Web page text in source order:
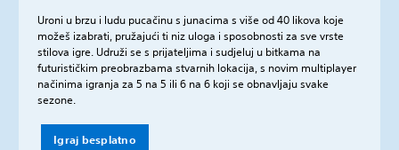
Uroni u brzu i ludu pucačinu s junacima s više od 40 likova koje
možeš izabrati, pružajući ti niz uloga i sposobnosti za sve vrste
stilova igre. Udruži se s prijateljima i sudjeluj u bitkama na
futurističkim preobrazbama stvarnih lokacija, s novim multiplayer
načinima igranja za 5 na 5 ili 6 na 6 koji se obnavljaju svake
sezone.
Igraj besplatno